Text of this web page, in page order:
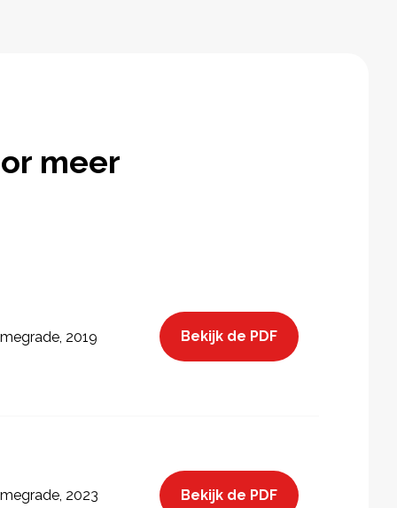
meer
2019 Bekijk de PDF
2023 Bekijk de PDF